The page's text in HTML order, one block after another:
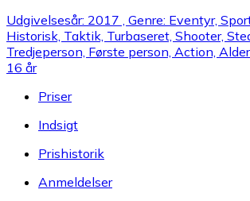
Udgivelsesår: 2017 , Genre: Eventyr,
Historisk, Taktik, Turbaseret, Shooter,
Tredjeperson, Første person, Action,
16 år
Priser
Indsigt
Prishistorik
Anmeldelser